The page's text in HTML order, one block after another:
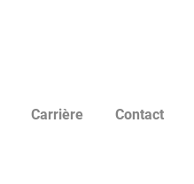
Carrière Contact